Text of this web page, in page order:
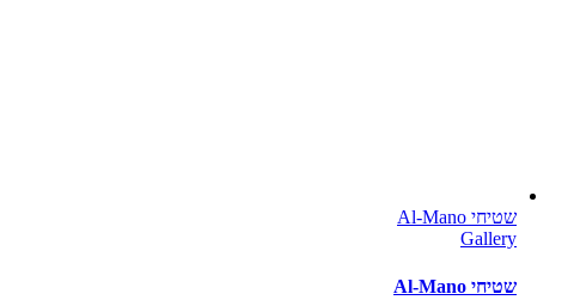
שטיחי Al-Mano
Gallery
שטיחי Al-Mano